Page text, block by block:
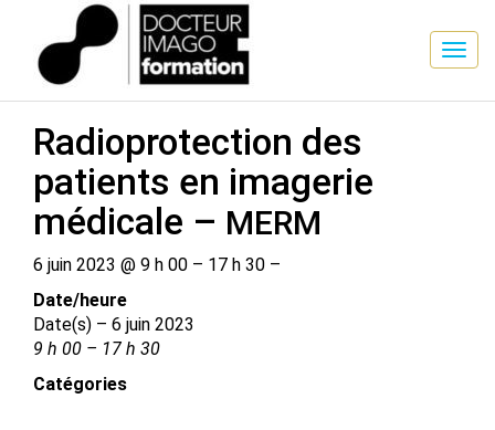
SESSION DE FORMATION
Radioprotection des
patients en imagerie
médicale – MERM
6 juin 2023 @ 9 h 00 – 17 h 30 –
Date/​heure
Date(s) – 6 juin 2023
9 h 00 – 17 h 30
Catégories